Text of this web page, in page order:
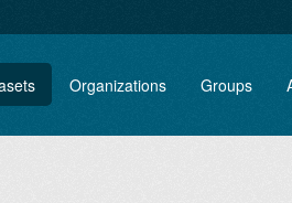
Organizations Groups